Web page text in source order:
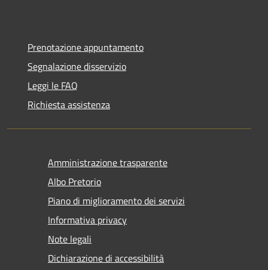
Prenotazione appuntamento
Segnalazione disservizio
Leggi le FAQ
Richiesta assistenza
Amministrazione trasparente
Albo Pretorio
Piano di miglioramento dei servizi
Informativa privacy
Note legali
Dichiarazione di accessibilità